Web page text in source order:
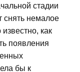
стадии
снять немалое
как
появления
бы к